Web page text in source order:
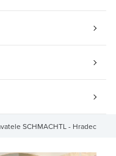
SCHMACHTL - Hradec